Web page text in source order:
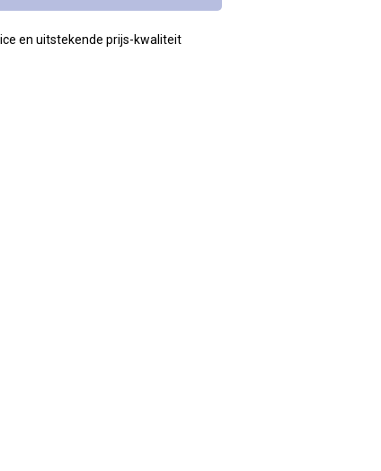
en uitstekende prijs-kwaliteit